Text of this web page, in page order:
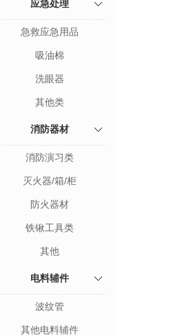
应急处理
急救应急用品
吸油棉
洗眼器
其他类
消防器材
消防演习类
灭火器/箱/柜
防火器材
铁锹工具类
其他
电料辅件
波纹管
其他电料辅件